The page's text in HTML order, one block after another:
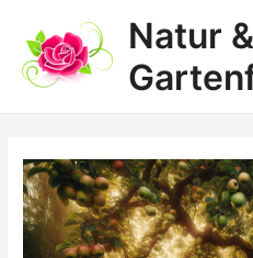
Inhalt
springen
Natur &